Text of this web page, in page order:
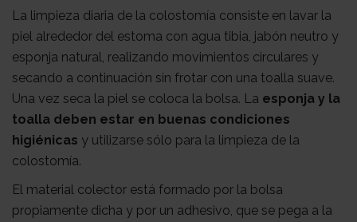
La limpieza diaria de la colostomía consiste en lavar la
piel alrededor del estoma con agua tibia, jabón neutro y
esponja natural, realizando movimientos circulares y
secando a continuación sin frotar con una toalla suave.
Una vez seca la piel se coloca la bolsa. La esponja y la
toalla deben estar en buenas condiciones
higiénicas y utilizarse sólo para la limpieza de la
colostomía.
El material colector está formado por la bolsa
propiamente dicha y por un adhesivo, que se pega a la